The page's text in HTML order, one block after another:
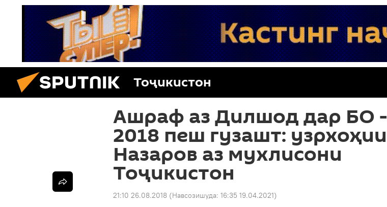
Тоҷикистон
Ашраф аз Дилшод дар БО -
2018 пеш гузашт: узрхоҳии
Назаров аз мухлисони
Тоҷикистон
21:10 26.08.2018 (Навсозишуда: 16:35 19.04.2021)